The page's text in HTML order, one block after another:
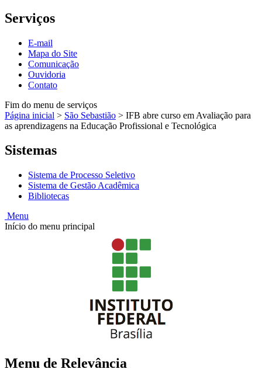
Serviços
E-mail
Mapa do Site
Comunicação
Ouvidoria
Contato
Fim do menu de serviços
Página inicial > São Sebastião > IFB abre curso em Avaliação para
as aprendizagens na Educação Profissional e Tecnológica
Sistemas
Sistema de Processo Seletivo
Sistema de Gestão Acadêmica
Bibliotecas
Menu
Início do menu principal
Menu de Relevância